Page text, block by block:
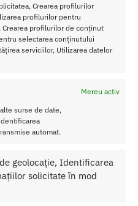
Crearea profilurilor
profilurilor pentru
profilurilor de conținut
selectarea conținutului
serviciilor, Utilizarea datelor
Mereu activ
surse de date,
automat.
geolocație, Identificarea
solicitate în mod
Adaugă în coș